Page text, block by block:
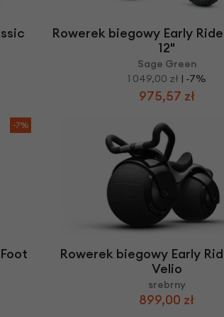
Rowerek biegowy Early
12"
Sage Green
1 049,00 zł | -7%
975,57 zł
-7%
Rowerek biegowy Early
Velio
srebrny
899,00 zł